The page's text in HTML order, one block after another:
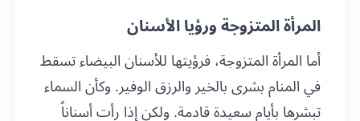
المرأة المتزوجة ورؤيا الأسنان
أما المرأة المتزوجة، فرؤيتها للأسنان البيضاء تسقط
في المنام بشرى بالخير والرزق الوفير. وكأن السماء
تبشرها بأيام سعيدة قادمة. ولكن إذا رأت أسناناً